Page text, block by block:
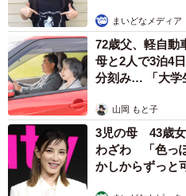
ら待ち合わせ場所にいると、
現れました。爽やか先輩が「
と、社員子さんが「そやで、
明るく対応します。
まいどなメディア
72歳父、軽自
母と2人で3泊4
分刻み… 「大学
山岡 もと子
3児の母 43歳女
わざわ 「色っ
かしからずっと